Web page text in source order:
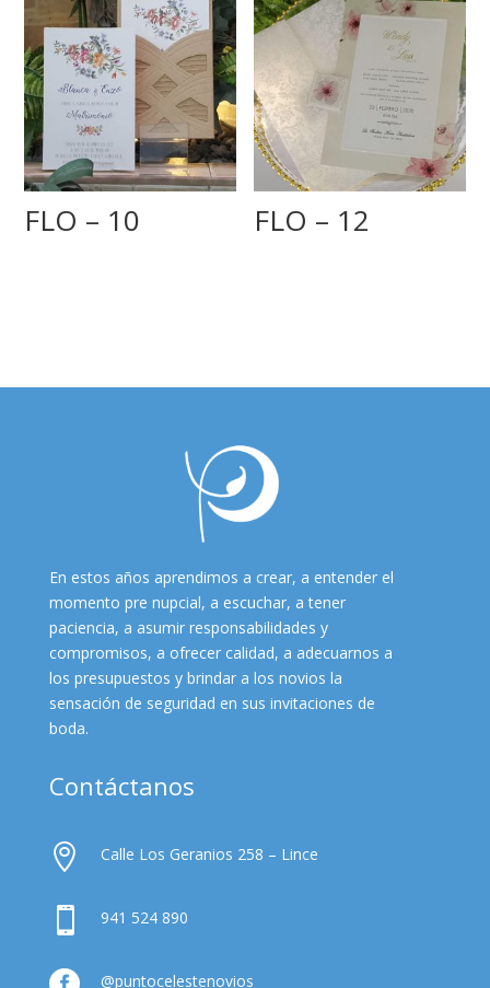
FLO – 10 FLO – 12
En estos años aprendimos a crear, a entender el
momento pre nupcial, a escuchar, a tener
paciencia, a asumir responsabilidades y
compromisos, a ofrecer calidad, a adecuarnos a
los presupuestos y brindar a los novios la
sensación de seguridad en sus invitaciones de
boda.
Contáctanos
 Calle Los Geranios 258 – Lince
 941 524 890
@puntocelestenovios